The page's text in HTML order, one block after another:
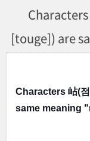
[touge]) are
Characters 岾(
same meaning